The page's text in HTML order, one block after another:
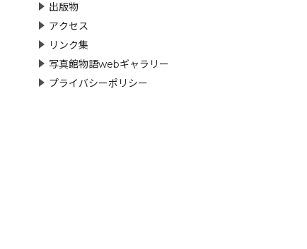
出版物
アクセス
リンク集
写真館物語webギャラリー
プライバシーポリシー